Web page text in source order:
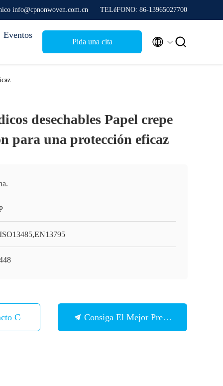
info@cpnonwoven.com.cn TELéFONO: 86-13965027700
Eventos
Pida una cita  
desechables Papel crepe
para una protección eficaz
Con Consiga El Mejor Precio